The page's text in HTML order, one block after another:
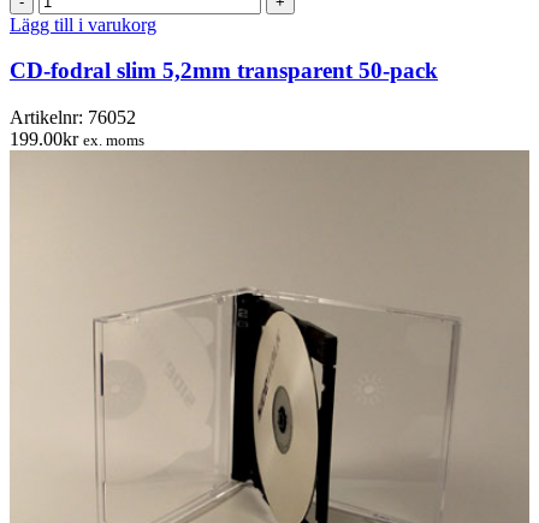
fodral
slim
5,2mm
transparent
50-
pack
mängd
Lägg till i varukorg
CD-fodral slim 5,2mm transparent 50-pack
Artikelnr: 76052
199.00kr ex. moms